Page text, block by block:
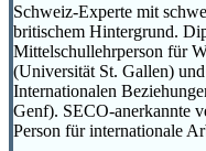
Schweiz-Experte mit
britischem Hintergrund.
Mittelschullehrperson für
(Universität St. Gallen)
Internationalen
Genf). SECO-anerkannte
Person für internationale